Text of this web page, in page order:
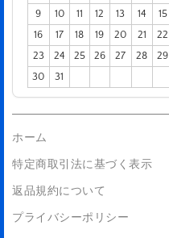
9
10 11 12 13 14
15
16
17 18 19 20 21
22
23
24 25 26 27 28
29
30
31
ホーム
特定商取引法に基づく表示
返品規約について
プライバシーポリシー